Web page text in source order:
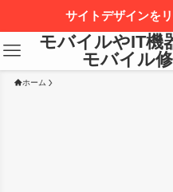
サイトデザインを
モバイルやIT機
モバイル
ホーム